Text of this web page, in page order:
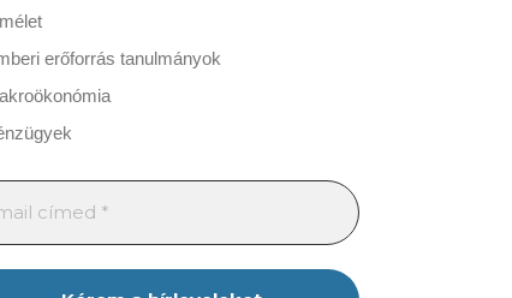
erőforrás tanulmányok